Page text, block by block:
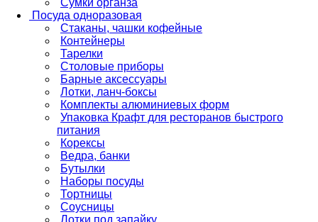
Посуда одноразовая
Стаканы, чашки кофейные
Контейнеры
Тарелки
Столовые приборы
Барные аксессуары
Лотки, ланч-боксы
Комплекты алюминиевых форм
Упаковка Крафт для ресторанов быстрого
питания
Корексы
Ведра, банки
Бутылки
Наборы посуды
Тортницы
Соусницы
Лотки под запайку